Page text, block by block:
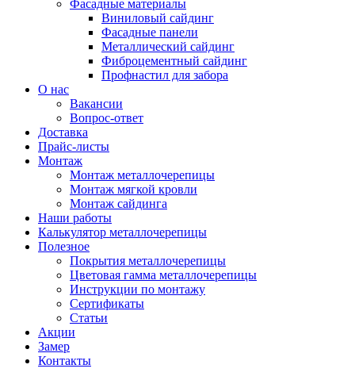
Фасадные материалы
Виниловый сайдинг
Фасадные панели
Металлический сайдинг
Фиброцементный сайдинг
Профнастил для забора
О нас
Вакансии
Вопрос-ответ
Доставка
Прайс-листы
Монтаж
Монтаж металлочерепицы
Монтаж мягкой кровли
Монтаж сайдинга
Наши работы
Калькулятор металлочерепицы
Полезное
Покрытия металлочерепицы
Цветовая гамма металлочерепицы
Инструкции по монтажу
Сертификаты
Статьи
Акции
Замер
Контакты